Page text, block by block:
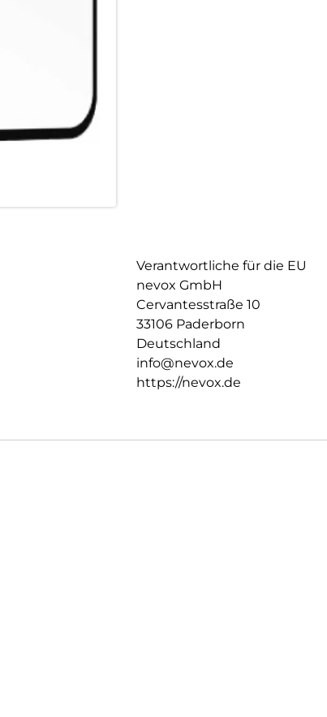
Verantwortliche für die EU
nevox GmbH
Cervantesstraße 10
33106 Paderborn
Deutschland
info@nevox.de
https://nevox.de